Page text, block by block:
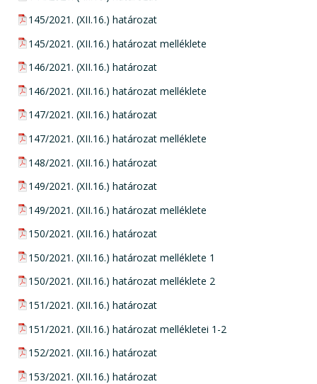
pdf csatolmány:
145/2021. (XII.16.) határozat
pdf csatolmány:
145/2021. (XII.16.) határozat melléklete
pdf csatolmány:
146/2021. (XII.16.) határozat
pdf csatolmány:
146/2021. (XII.16.) határozat melléklete
pdf csatolmány:
147/2021. (XII.16.) határozat
pdf csatolmány:
147/2021. (XII.16.) határozat melléklete
pdf csatolmány:
148/2021. (XII.16.) határozat
pdf csatolmány:
149/2021. (XII.16.) határozat
pdf csatolmány:
149/2021. (XII.16.) határozat melléklete
pdf csatolmány:
150/2021. (XII.16.) határozat
pdf csatolmány:
150/2021. (XII.16.) határozat melléklete 1
pdf csatolmány:
150/2021. (XII.16.) határozat melléklete 2
pdf csatolmány:
151/2021. (XII.16.) határozat
pdf csatolmány:
151/2021. (XII.16.) határozat mellékletei 1-2
pdf csatolmány:
152/2021. (XII.16.) határozat
pdf csatolmány:
153/2021. (XII.16.) határozat